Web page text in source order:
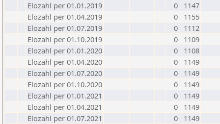
Elozahl per 01.01.2019
0
1147
Elozahl per 01.04.2019
0
1155
Elozahl per 01.07.2019
0
1112
Elozahl per 01.10.2019
0
1109
Elozahl per 01.01.2020
0
1108
Elozahl per 01.04.2020
0
1149
Elozahl per 01.07.2020
0
1149
Elozahl per 01.10.2020
0
1149
Elozahl per 01.01.2021
0
1149
Elozahl per 01.04.2021
0
1149
Elozahl per 01.07.2021
0
1149